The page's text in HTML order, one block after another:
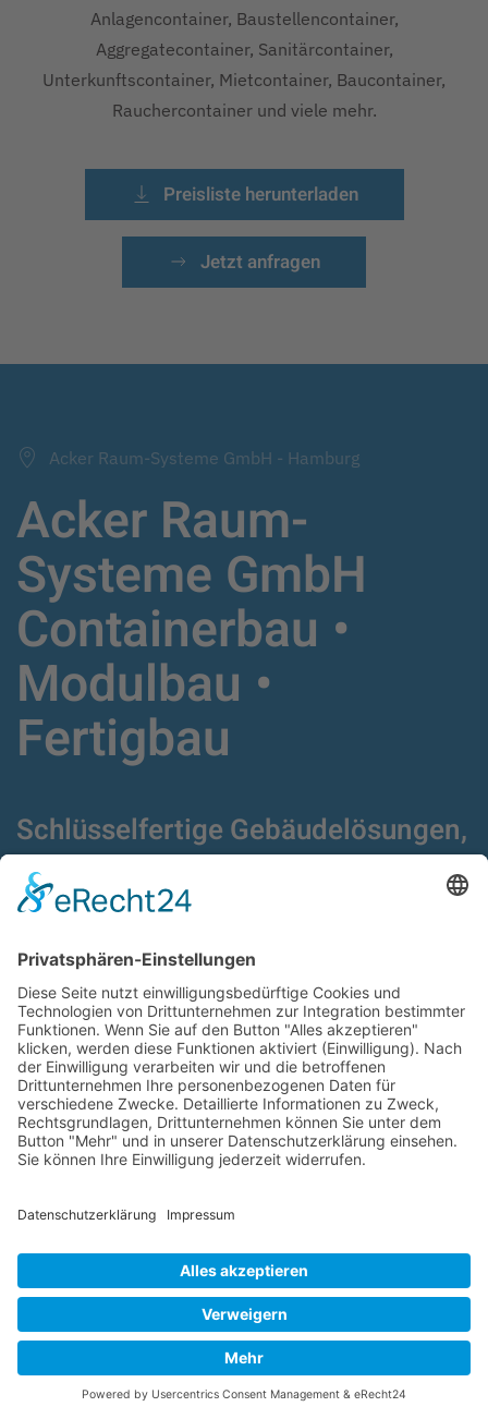
Anlagencontainer, Baustellencontainer,
Aggregatecontainer, Sanitärcontainer,
Unterkunftscontainer, Mietcontainer, Baucontainer,
Rauchercontainer und viele mehr.
Preisliste herunterladen
Jetzt anfragen
Acker Raum-Systeme GmbH - Hamburg
Acker Raum-
Systeme GmbH
Containerbau •
Modulbau •
Fertigbau
Schlüsselfertige Gebäudelösungen,
Fertigbau,
Modulgebäude und Container
1992
Kontakt
Acker Raum-Systeme GmbH
Ludwig-Erhard-Straße 18
D-20459 Hamburg
Telefon:+49 (0)40 - 685 669